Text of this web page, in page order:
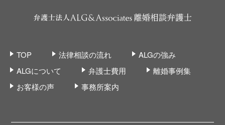
TOP 法律相談の流れ
ALGの強み
ALGについて
弁護士費用
離婚事例集
お客様の声
事務所案内